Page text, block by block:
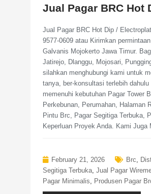
Jual Pagar BRC Hot
Jual Pagar BRC Hot Dip /
9577-0609 atau Kirimkan
Galvanis Mojokerto Jawa Timur.
Jatirejo, Dlanggu, Mojosari,
silahkan menghubungi kami untuk
tanya, ber-konsultasi terlebih
memenuhi kebutuhan Pagar Tower
Perkebunan, Perumahan, Halaman
Pintu Brc, Pagar Segitiga Terbuka,
Keperluan Proyek Anda. Kami
February 21, 2026 Brc
Segitiga Terbuka Jual Pagar
Pagar Minimalis
Produsen Pagar